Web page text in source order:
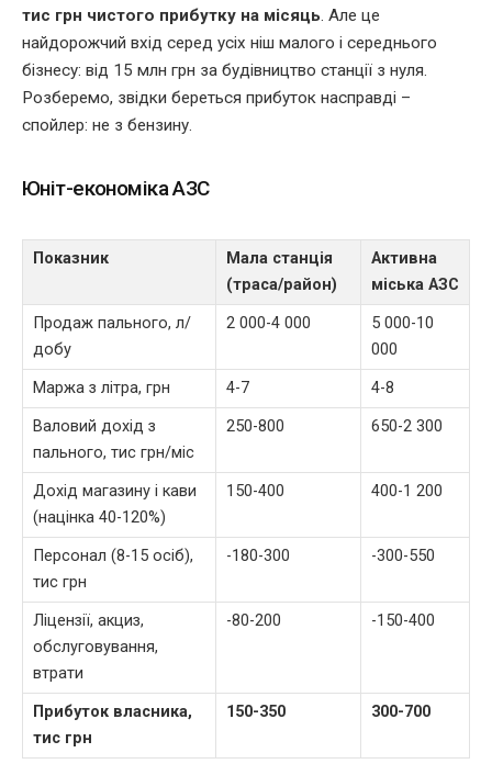
тис грн чистого прибутку на місяць. Але це
найдорожчий вхід серед усіх ніш малого і середнього
бізнесу: від 15 млн грн за будівництво станції з нуля.
Розберемо, звідки береться прибуток насправді –
спойлер: не з бензину.
Юніт-економіка АЗС
Показник
Мала станція
(траса/район)
Активна
міська АЗС
Продаж пального, л/
добу
2 000-4 000
5 000-10
000
Маржа з літра, грн 4-7 4-8
Валовий дохід з
пального, тис грн/міс
250-800 650-2 300
Дохід магазину і кави
(націнка 40-120%)
150-400 400-1 200
Персонал (8-15 осіб),
тис грн
-180-300 -300-550
Ліцензії, акциз,
обслуговування,
втрати
-80-200 -150-400
Прибуток власника,
тис грн
150-350 300-700